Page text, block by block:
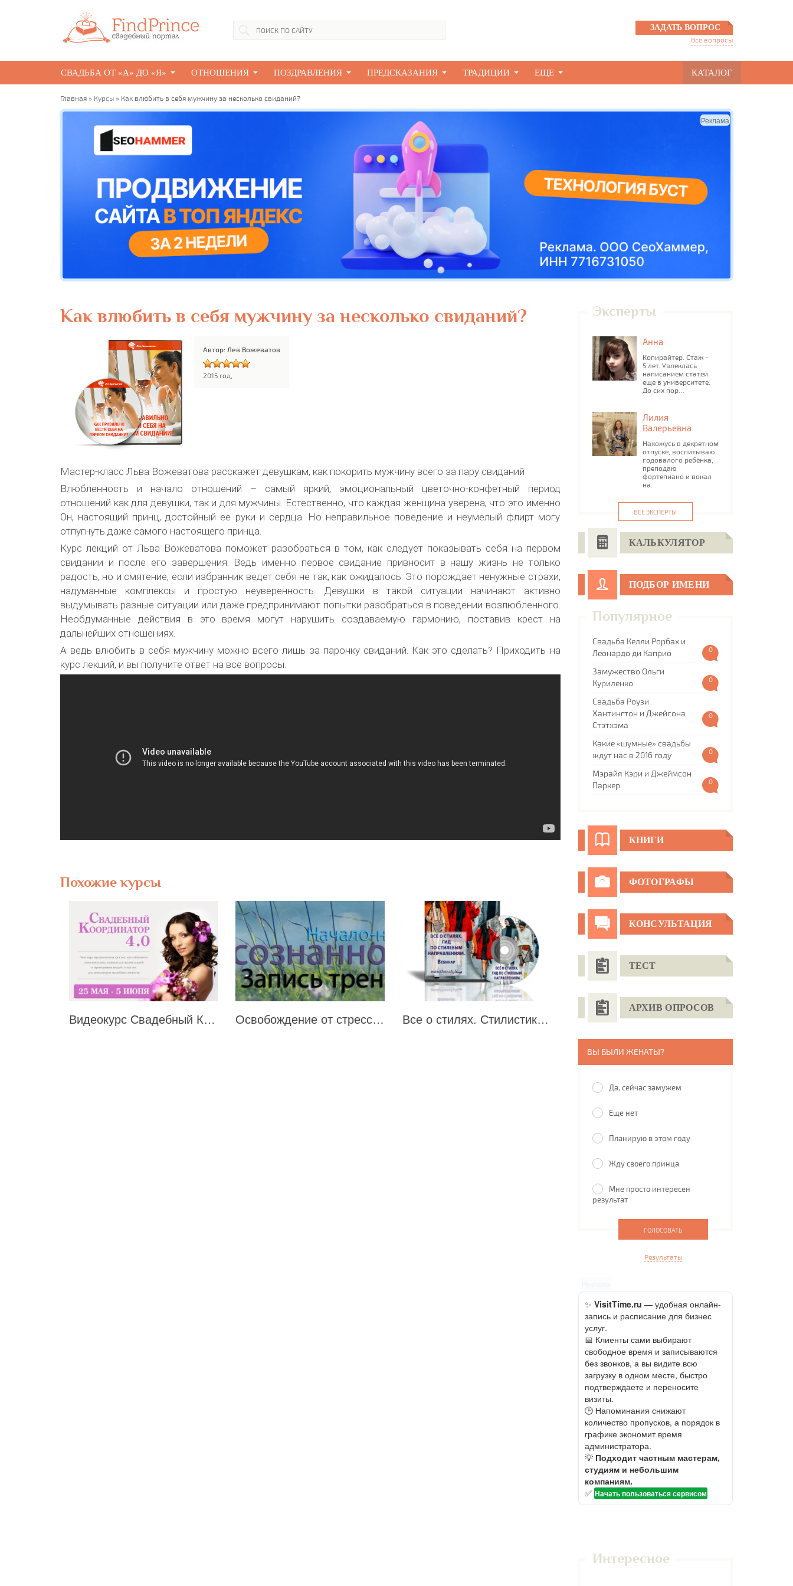
ЗАДАТЬ ВОПРОС
Все вопросы
СВАДЬБА ОТ «А» ДО «Я» ОТНОШЕНИЯ ПОЗДРАВЛЕНИЯ ПРЕДСКАЗАНИЯ ТРАДИЦИИ КАТАЛОГ
ЕЩЕ
Главная » Курсы » Как влюбить в себя мужчину за несколько свиданий?
Реклама
Как влюбить в себя мужчину за несколько свиданий?
Автор: Лев Вожеватов
2015 год,
Мастер-класс Льва Вожеватова расскажет девушкам, как покорить мужчину всего за пару свиданий
Влюбленность и начало отношений – самый яркий, эмоциональный цветочно-конфетный период
отношений как для девушки, так и для мужчины. Естественно, что каждая женщина уверена, что это именно
Он, настоящий принц, достойный ее руки и сердца. Но неправильное поведение и неумелый флирт могу
отпугнуть даже самого настоящего принца.
Курс лекций от Льва Вожеватова поможет разобраться в том, как следует показывать себя на первом
свидании и после его завершения. Ведь именно первое свидание привносит в нашу жизнь не только
радость, но и смятение, если избранник ведет себя не так, как ожидалось. Это порождает ненужные страхи,
надуманные комплексы и простую неуверенность. Девушки в такой ситуации начинают активно
выдумывать разные ситуации или даже предпринимают попытки разобраться в поведении возлюбленного.
Необдуманные действия в это время могут нарушить создаваемую гармонию, поставив крест на
дальнейших отношениях.
А ведь влюбить в себя мужчину можно всего лишь за парочку свиданий. Как это сделать? Приходить на
курс лекций, и вы получите ответ на все вопросы.
Похожие курсы
Видеокурс Свадебный Координатор 4.0 Освобождение от стресса через Осознанность! Все о стилях. Стилистика женского гардероба
Эксперты
Анна
Копирайтер. Стаж -
5 лет. Увлеклась
написанием статей
еще в университете.
До сих пор…
Лилия
Валерьевна
Нахожусь в декретном
отпуске, воспитываю
годовалого ребёнка,
преподаю
фортепиано и вокал
на…
ВСЕ ЭКСПЕРТЫ
КАЛЬКУЛЯТОР
ПОДБОР ИМЕНИ
Популярное
Свадьба Келли Рорбах и
Леонардо ди Каприо
0
Замужество Ольги
Куриленко
0
Свадьба Роузи
Хантингтон и Джейсона
Стэтхэма
0
Какие «шумные» свадьбы
ждут нас в 2016 году
0
Мэрайя Кэри и Джеймсон
Паркер
0
КНИГИ
ФОТОГРАФЫ
КОНСУЛЬТАЦИЯ
ТЕСТ
АРХИВ ОПРОСОВ
ВЫ БЫЛИ ЖЕНАТЫ?
Да, сейчас замужем
Еще нет
Планирую в этом году
Жду своего принца
Мне просто интересен
результат
Результаты
✨ VisitTime.ru — удобная онлайн-
запись и расписание для бизнес
услуг.
📅 Клиенты сами выбирают
свободное время и записываются
без звонков, а вы видите всю
загрузку в одном месте, быстро
подтверждаете и переносите
визиты.
🕒 Напоминания снижают
количество пропусков, а порядок в
графике экономит время
администратора.
💡 Подходит частным мастерам,
студиям и небольшим
компаниям.
✅ Начать пользоваться сервисом
Интересное